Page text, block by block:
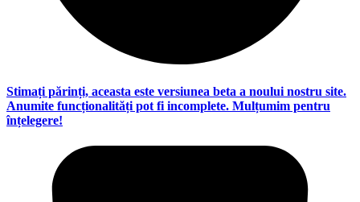
Stimați părinți, aceasta este versiunea beta a noului nostru site.
Anumite funcționalități pot fi incomplete. Mulțumim pentru
înțelegere!